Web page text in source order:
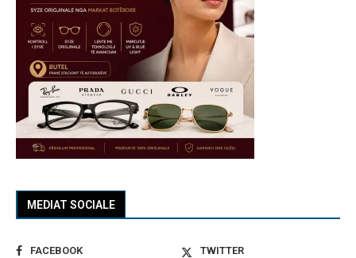
MEDIAT SOCIALE
FACEBOOK
TWITTER